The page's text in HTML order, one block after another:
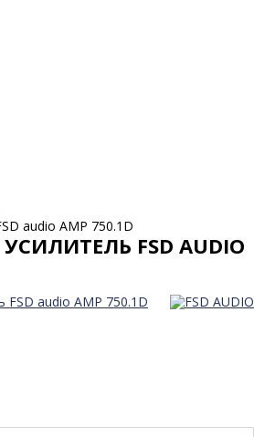
audio AMP 750.1D
FSD AUDIO